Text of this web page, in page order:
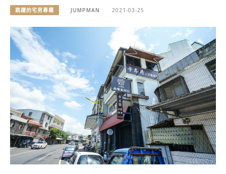
跳躍的宅男專欄 JUMPMAN 2021-03-25